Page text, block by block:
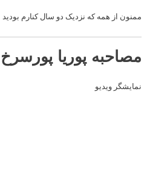
ممنون از همه که نزدیک دو سال کنارم بودید
مصاحبه پوریا
نمایشگر ویدیو